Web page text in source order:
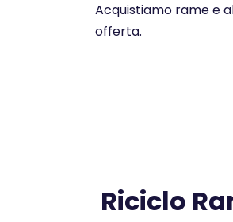
Acquistiamo rame e
offerta.
Riciclo